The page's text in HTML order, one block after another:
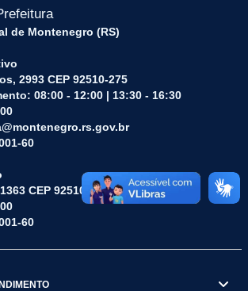
de Montenegro (RS)
2993 CEP 92510-275
08:00 - 12:00 | 13:30 - 16:30
60
CEP 92510-045
60